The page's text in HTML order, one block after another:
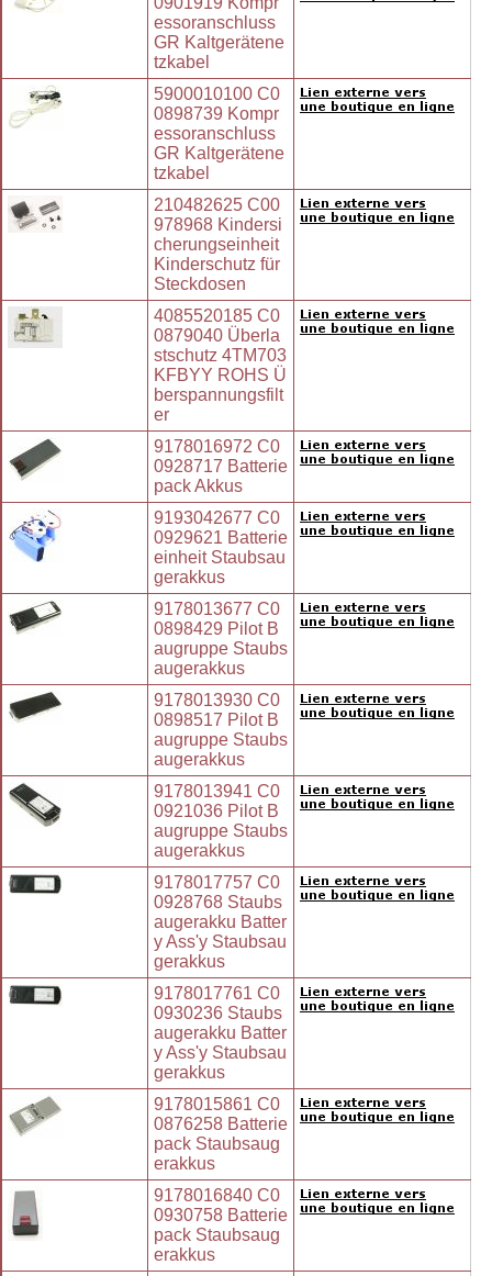
essoranschluss
GR Kaltgerätene
tzkabel
5900010100 C0
0898739 Kompr
essoranschluss
GR Kaltgerätene
tzkabel
210482625 C00
978968 Kindersi
cherungseinheit
Kinderschutz für
Steckdosen
4085520185 C0
0879040 Überla
stschutz 4TM703
KFBYY ROHS Ü
berspannungsfilt
er
9178016972 C0
0928717 Batterie
pack Akkus
9193042677 C0
0929621 Batterie
einheit Staubsau
gerakkus
9178013677 C0
0898429 Pilot B
augruppe Staubs
augerakkus
9178013930 C0
0898517 Pilot B
augruppe Staubs
augerakkus
9178013941 C0
0921036 Pilot B
augruppe Staubs
augerakkus
9178017757 C0
0928768 Staubs
augerakku Batter
y Ass'y Staubsau
gerakkus
9178017761 C0
0930236 Staubs
augerakku Batter
y Ass'y Staubsau
gerakkus
9178015861 C0
0876258 Batterie
pack Staubsaug
erakkus
9178016840 C0
0930758 Batterie
pack Staubsaug
erakkus